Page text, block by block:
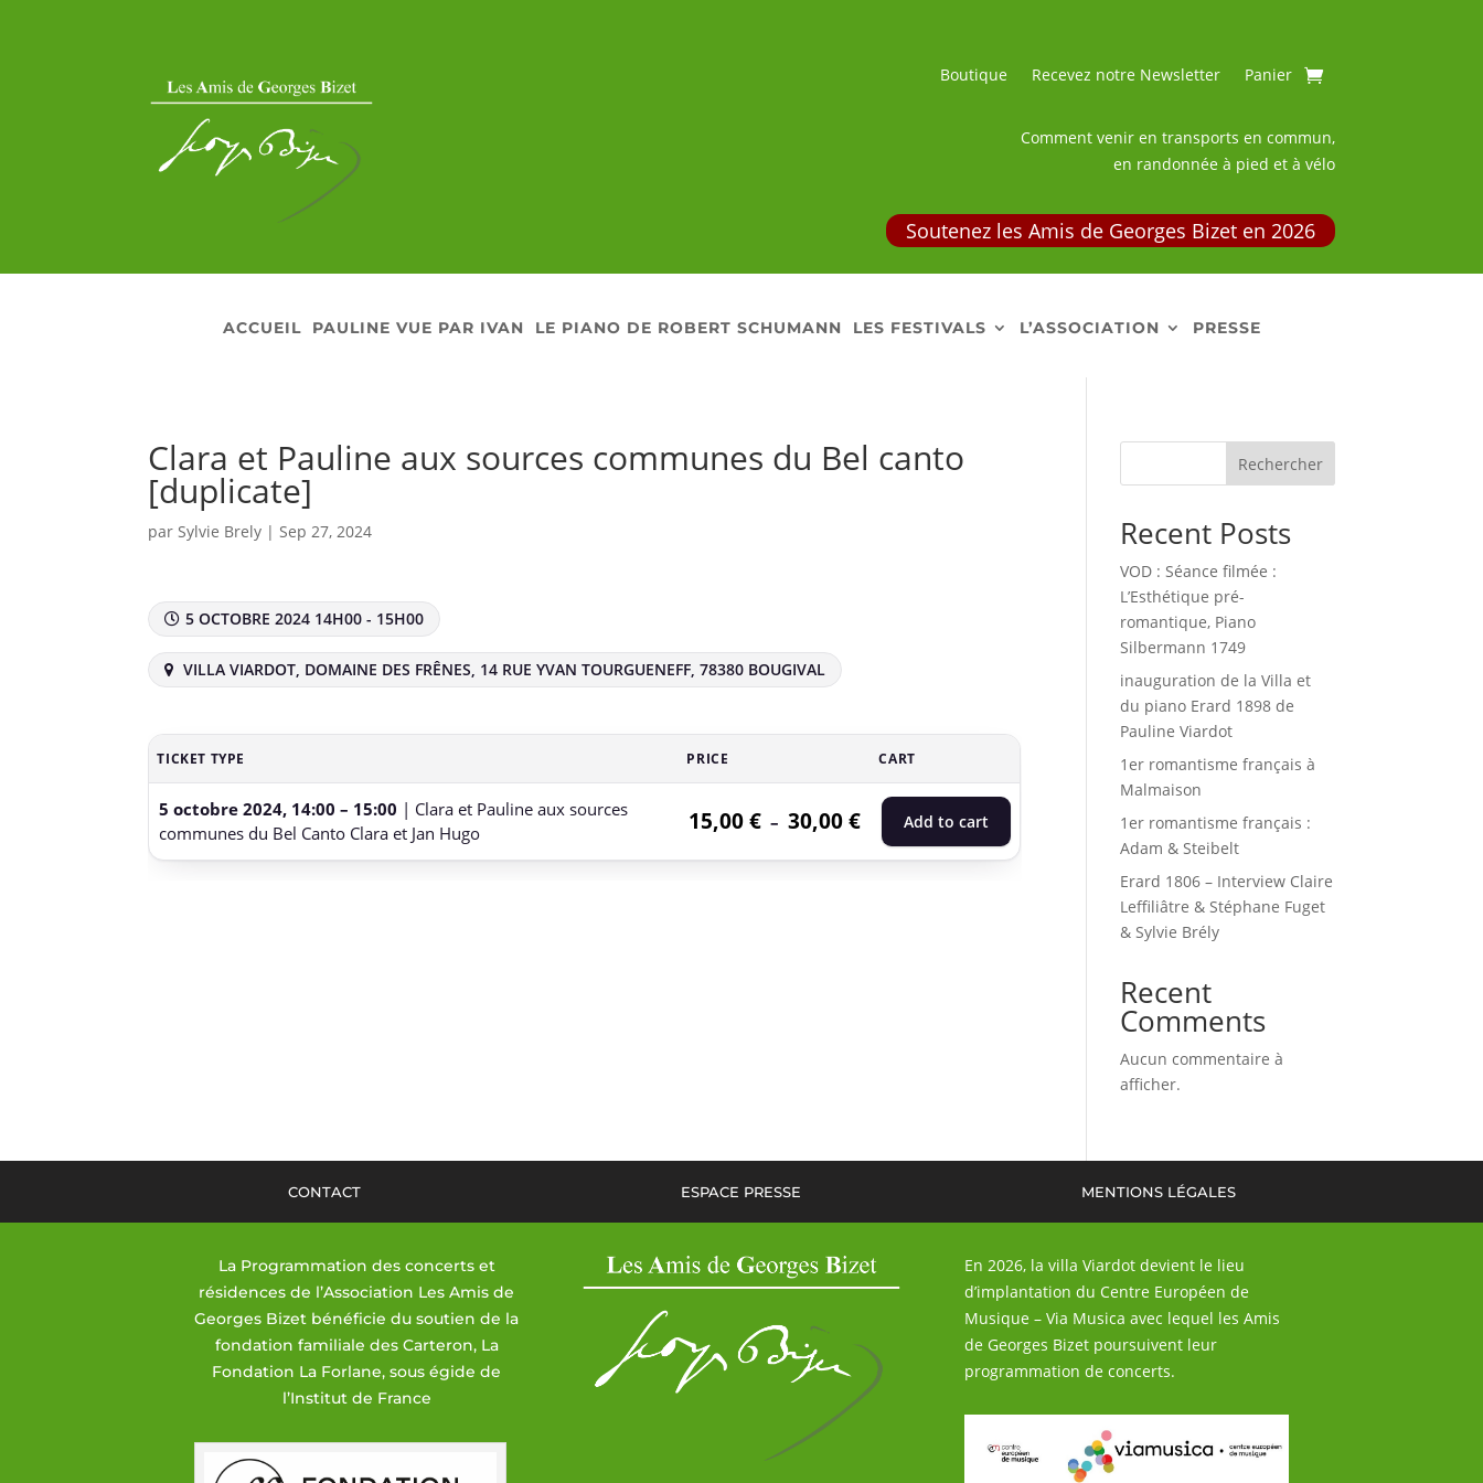
Boutique Recevez notre Newsletter Panier
Comment venir en transports en commun,
en randonnée à pied et à vélo
Soutenez les Amis de Georges Bizet en 2026
ACCUEIL PAULINE VUE PAR IVAN LE PIANO DE ROBERT SCHUMANN LES FESTIVALS L’ASSOCIATION PRESSE
Clara et Pauline aux sources communes du Bel canto
[duplicate]
parSylvie Brely |Sep 27, 2024
5 OCTOBRE 2024 14H00 - 15H00
VILLA VIARDOT, DOMAINE DES FRÊNES, 14 RUE YVAN TOURGUENEFF, 78380 BOUGIVAL
TICKET TYPE PRICE CART
5 octobre 2024, 14:00 – 15:00 | Clara et Pauline aux sources
communes du Bel Canto Clara et Jan Hugo
15,00€ – 30,00€Plage de prix : 15,00 € à 30,00 €
Add to cart
Ce produit a plusieurs variations. Les options peuvent être
Rechercher
Recent Posts
VOD : Séance filmée :
L’Esthétique pré-
romantique, Piano
Silbermann 1749
inauguration de la Villa et
du piano Erard 1898 de
Pauline Viardot
1er romantisme français à
Malmaison
1er romantisme français :
Adam & Steibelt
Erard 1806 – Interview Claire
Leffiliâtre & Stéphane Fuget
& Sylvie Brély
Recent
Comments
Aucun commentaire à
afficher.
CONTACT ESPACE PRESSE MENTIONS LÉGALES
La Programmation des concerts et
résidences de l’Association Les Amis de
Georges Bizet bénéficie du soutien de la
fondation familiale des Carteron, La
Fondation La Forlane, sous égide de
l’Institut de France
En 2026, la villa Viardot devient le lieu
d’implantation du Centre Européen de
Musique – Via Musica avec lequel les Amis
de Georges Bizet poursuivent leur
programmation de concerts.